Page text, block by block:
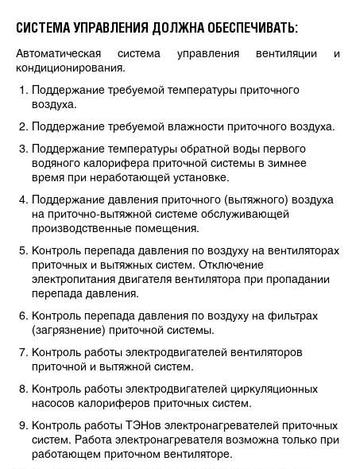
СИСТЕМА УПРАВЛЕНИЯ ДОЛЖНА ОБЕСПЕЧИВАТЬ:
Автоматическая система управления вентиляции и
кондиционирования.
Поддержание требуемой температуры приточного
воздуха.
Поддержание требуемой влажности приточного воздуха.
Поддержание температуры обратной воды первого
водяного калорифера приточной системы в зимнее
время при неработающей установке.
Поддержание давления приточного (вытяжного) воздуха
на приточно-вытяжной системе обслуживающей
производственные помещения.
Контроль перепада давления по воздуху на вентиляторах
приточных и вытяжных систем. Отключение
электропитания двигателя вентилятора при пропадании
перепада давления.
Контроль перепада давления по воздуху на фильтрах
(загрязнение) приточной системы.
Контроль работы электродвигателей вентиляторов
приточной и вытяжной систем.
Контроль работы электродвигателей циркуляционных
насосов калориферов приточных систем.
Контроль работы ТЭНов электронагревателей приточных
систем. Работа электронагревателя возможна только при
работающем приточном вентиляторе.